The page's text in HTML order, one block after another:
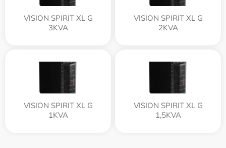
VISION SPIRIT XL G
3KVA
VISION SPIRIT XL G
2KVA
VISION SPIRIT XL G
1KVA
VISION SPIRIT XL G
1,5KVA